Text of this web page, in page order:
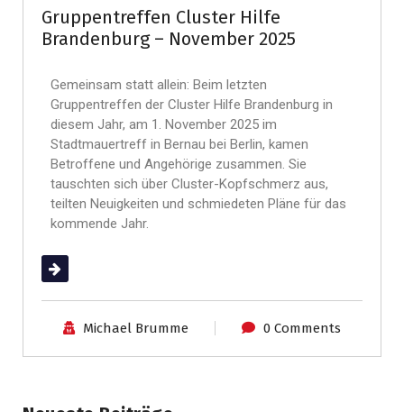
Gruppentreffen Cluster Hilfe
Brandenburg – November 2025
Gemeinsam statt allein: Beim letzten
Gruppentreffen der Cluster Hilfe Brandenburg in
diesem Jahr, am 1. November 2025 im
Stadtmauertreff in Bernau bei Berlin, kamen
Betroffene und Angehörige zusammen. Sie
tauschten sich über Cluster-Kopfschmerz aus,
teilten Neuigkeiten und schmiedeten Pläne für das
kommende Jahr.
(mehr …)
Michael Brumme 0 Comments